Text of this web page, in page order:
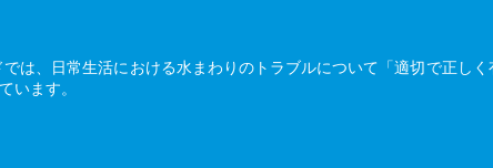
は、日常生活における水まわりのトラブルについて「適切で正し
います。